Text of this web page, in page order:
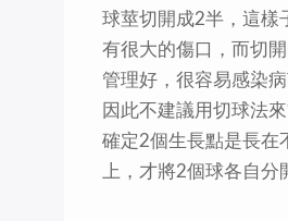
球莖切開成2半，這樣
有很大的傷口，而切
管理好，很容易感染病
因此不建議用切球法
確定2個生長點是長在
上，才將2個球各自分